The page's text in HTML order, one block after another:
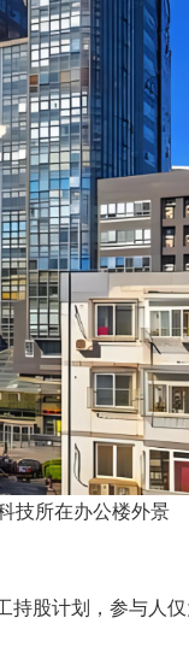
技所在办公楼外景
股计划，参与人